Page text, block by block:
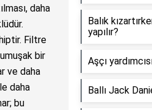
daha
Filtre
bir
ve daha
daha
bu
Balık
yapılır?
Aşçı
Ballı Jack